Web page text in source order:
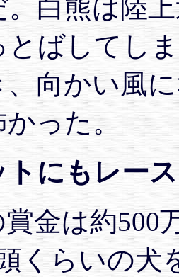
白熊は陸
とばしてし
向かい風
った。
にもレー
金は約500
くらいの犬